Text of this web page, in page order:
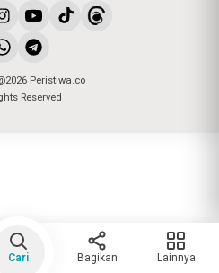
Peristiwa.co
Reserved
Cari Bagikan Lainnya